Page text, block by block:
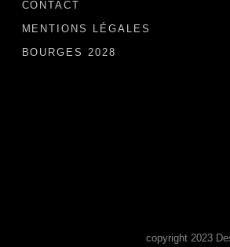
CONTACT
MENTIONS LÉGALES
BOURGES 2028
copyright 2023